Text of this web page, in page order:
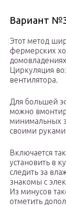
Вариант
Этот метод
фермерских
Циркуляция
вентилятора.
Для большей
можно
минимальных
своими
Включается
установить в
следить за
знакомы с
Из минусов
отметить